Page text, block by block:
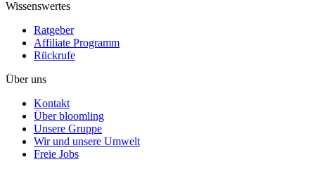
Wissenswertes
Ratgeber
Affiliate Programm
Rückrufe
Über uns
Kontakt
Über bloomling
Unsere Gruppe
Wir und unsere Umwelt
Freie Jobs